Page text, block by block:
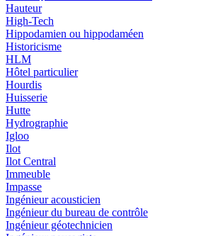
Hauteur
High-Tech
Hippodamien ou hippodaméen
Historicisme
HLM
Hôtel particulier
Hourdis
Huisserie
Hutte
Hydrographie
Igloo
Ilot
Ilot Central
Immeuble
Impasse
Ingénieur acousticien
Ingénieur du bureau de contrôle
Ingénieur géotechnicien